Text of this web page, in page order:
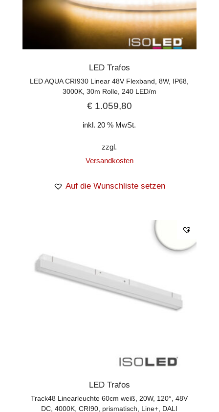
LED Trafos
LED AQUA CRI930 Linear 48V Flexband, 8W, IP68,
3000K, 30m Rolle, 240 LED/m
€1.059,80
inkl. 20 % MwSt.
zzgl.
Versandkosten
Auf die Wunschliste setzen
LED Trafos
Track48 Linearleuchte 60cm weiß, 20W, 120°, 48V
DC, 4000K, CRI90, prismatisch, Line+, DALI